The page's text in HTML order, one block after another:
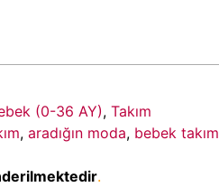
(0-36 AY), Takım
, aradığın moda, bebek takım
.